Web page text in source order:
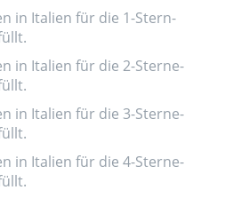
in Italien für die 1-Stern-
in Italien für die 2-Sterne-
in Italien für die 3-Sterne-
in Italien für die 4-Sterne-